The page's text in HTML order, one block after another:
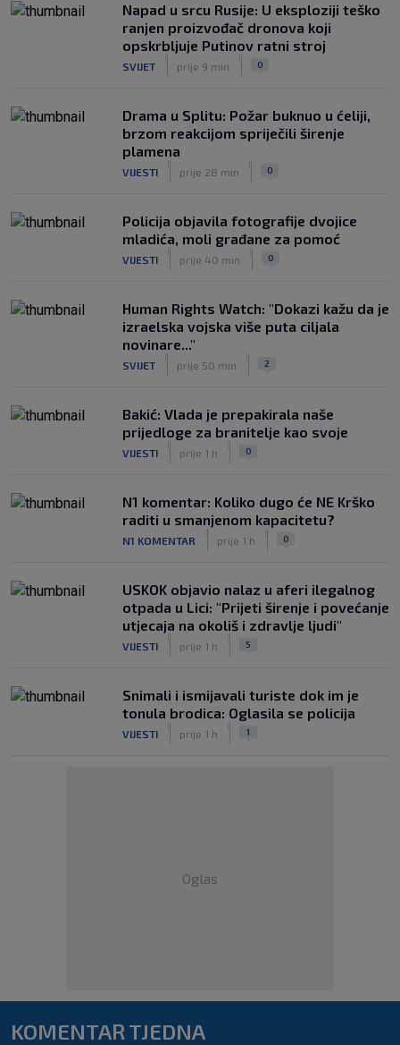
SK 5. kol.
Napad u srcu Rusije: U eksploziji teško
ranjen proizvođač dronova koji
opskrbljuje Putinov ratni stroj
SVIJET prije 9 min 0
Drama u Splitu: Požar buknuo u ćeliji,
brzom reakcijom spriječili širenje
plamena
VIJESTI prije 28 min 0
Policija objavila fotografije dvojice
mladića, moli građane za pomoć
VIJESTI prije 40 min 0
Human Rights Watch: "Dokazi kažu da je
izraelska vojska više puta ciljala
novinare..."
SVIJET prije 50 min 2
Bakić: Vlada je prepakirala naše
prijedloge za branitelje kao svoje
VIJESTI prije 1 h 0
N1 komentar: Koliko dugo će NE Krško
raditi u smanjenom kapacitetu?
N1 KOMENTAR prije 1 h 0
USKOK objavio nalaz u aferi ilegalnog
otpada u Lici: "Prijeti širenje i povećanje
utjecaja na okoliš i zdravlje ljudi"
VIJESTI prije 1 h 5
Snimali i ismijavali turiste dok im je
tonula brodica: Oglasila se policija
VIJESTI prije 1 h 1
Oglas
KOMENTAR TJEDNA